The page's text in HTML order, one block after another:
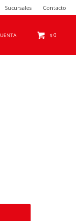
$0
Sucursales Contacto